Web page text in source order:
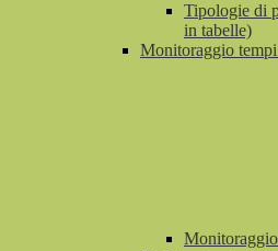
Tipologie di
in tabelle)
Monitoraggio